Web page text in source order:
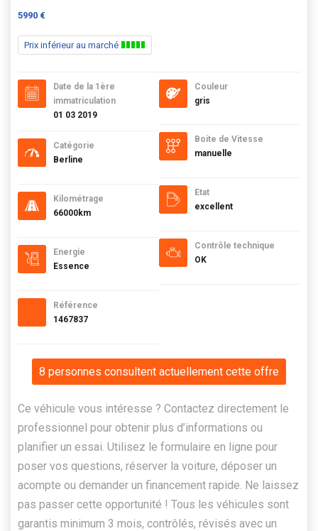
5990 €
Prix inférieur au marché
Date de la 1ère
immatriculation
01 03 2019
Catégorie
Berline
Kilométrage
66000km
Energie
Essence
Référence
1467837
Couleur
gris
Boite de Vitesse
manuelle
Etat
excellent
Contrôle technique
OK
8 personnes consultent actuellement cette offre
Ce véhicule vous intéresse ? Contactez directement le
professionnel pour obtenir plus d’informations ou
planifier un essai. Utilisez le formulaire en ligne pour
poser vos questions, réserver la voiture, déposer un
acompte ou demander un financement rapide. Ne laissez
pas passer cette opportunité ! Tous les véhicules sont
garantis minimum 3 mois, contrôlés, révisés avec un